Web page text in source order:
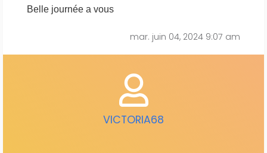
Belle journée a vous
mar. juin 04, 2024 9:07 am
VICTORIA68